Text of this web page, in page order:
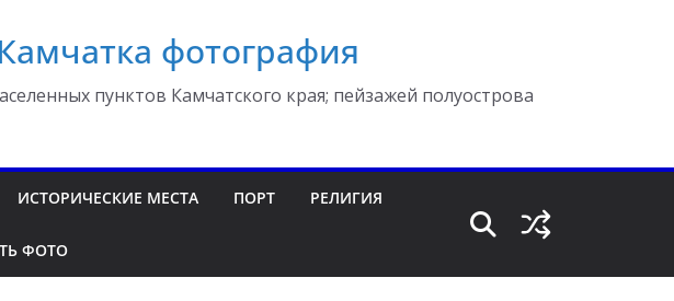
фотография
пунктов Камчатского края; пейзажей полуострова
ИСТОРИЧЕСКИЕ МЕСТА ПОРТ РЕЛИГИЯ
ФОТО